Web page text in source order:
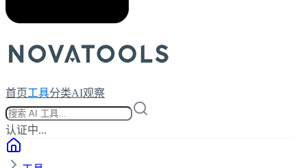
首页工具分类AI观察
认证中...